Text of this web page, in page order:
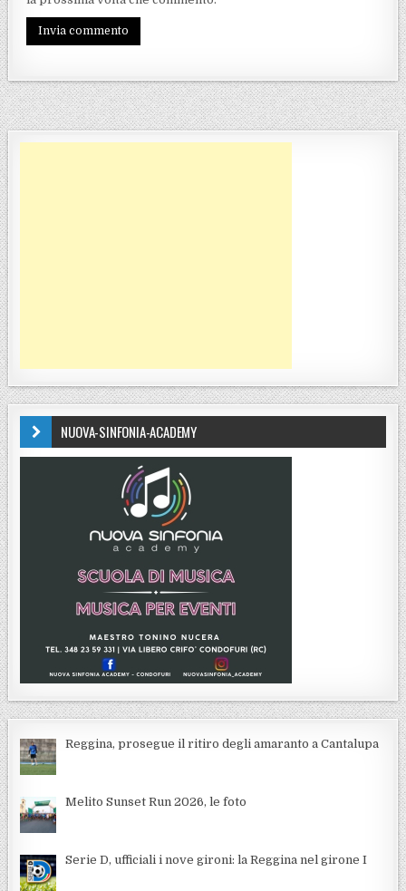
NUOVA-SINFONIA-ACADEMY
Reggina, prosegue il ritiro degli amaranto a Cantalupa
Melito Sunset Run 2026, le foto
Serie D, ufficiali i nove gironi: la Reggina nel girone I